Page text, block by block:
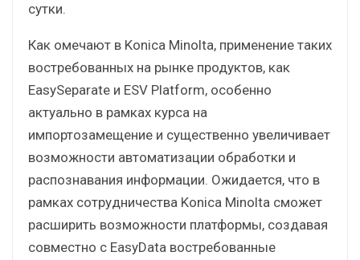
сутки.
Как омечают в Konica Minolta, применение таких
востребованных на рынке продуктов, как
EasySeparate и ESV Platform, особенно
актуально в рамках курса на
импортозамещение и существенно увеличивает
возможности автоматизации обработки и
распознавания информации. Ожидается, что в
рамках сотрудничества Konica Minolta сможет
расширить возможности платформы, создавая
совместно с EasyData востребованные